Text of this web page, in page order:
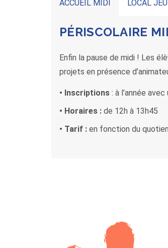
ACCUEIL MIDI LOCAL
PÉRISCOLAIRE
Enfin la pause de midi ! Les
projets en présence
• Inscriptions : à l’année
• Horaires : de 12h à 13h45
• Tarif : en fonction du